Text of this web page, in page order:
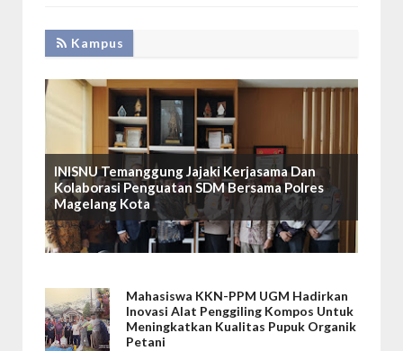
Kampus
INISNU Temanggung Jajaki Kerjasama Dan
Kolaborasi Penguatan SDM Bersama Polres
Magelang Kota
Mahasiswa KKN-PPM UGM Hadirkan
Inovasi Alat Penggiling Kompos Untuk
Meningkatkan Kualitas Pupuk Organik
Petani